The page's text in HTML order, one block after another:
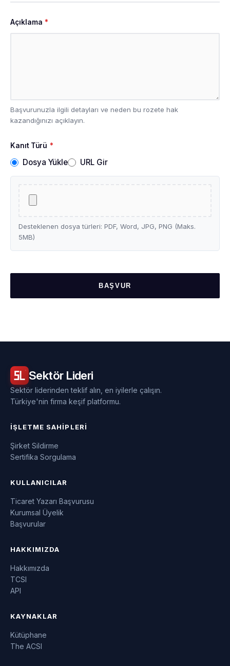
Açıklama *
Başvurunuzla ilgili detayları ve neden bu rozete hak
kazandığınızı açıklayın.
Kanıt Türü *
Dosya Yükle URL Gir
Desteklenen dosya türleri: PDF, Word, JPG, PNG (Maks.
5MB)
BAŞVUR
Sektör Lideri
Sektör liderinden teklif alın, en iyilerle çalışın.
Türkiye'nin firma keşif platformu.
İŞLETME SAHIPLERI
Şirket Sildirme
Sertifika Sorgulama
KULLANICILAR
Ticaret Yazarı Başvurusu
Kurumsal Üyelik
Başvurular
HAKKIMIZDA
Hakkımızda
TCSI
API
KAYNAKLAR
Kütüphane
The ACSI